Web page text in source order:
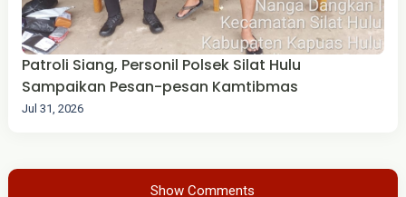
Patroli Siang, Personil Polsek Silat Hulu
Sampaikan Pesan-pesan Kamtibmas
Jul 31, 2026
Show Comments